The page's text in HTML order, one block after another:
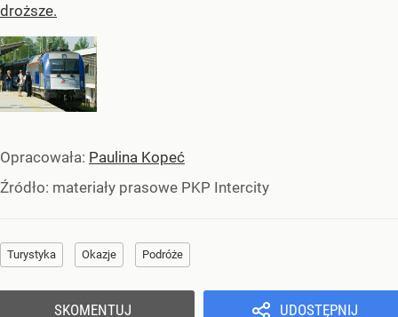
droższe.
Opracowała: Paulina Kopeć
Źródło: materiały prasowe PKP Intercity
Turystyka Okazje Podróże
UDOSTĘPNIJ
SKOMENTUJ